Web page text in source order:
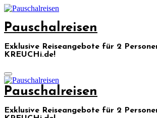
Skip
content
Pauschalreisen
Exklusive Reiseangebote für 2
KREUCHi.de!
Pauschalreisen
Exklusive Reiseangebote für 2